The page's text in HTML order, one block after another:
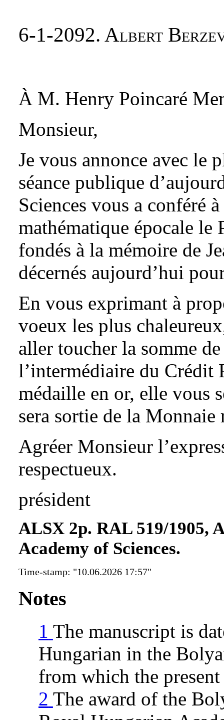
6-1-2092. Albert
À M. Henry Poincaré
Monsieur,
Je vous annonce avec le
séance publique
Sciences vous a conféré
mathématique épocale
fondés à la mémoire de
décernés aujourd’hui
En vous exprimant à
voeux les plus
aller toucher la somme
l’intermédiaire du Crédit
médaille en or, elle vous
sera sortie de la Monnaie
Agréer Monsieur
respectueux.
président
ALSX 2p. RAL 519/1905,
Academy of Sciences.
Time-stamp: "10.06.2026 17:57"
Notes
1 The manuscript is
Hungarian in the
from which the
2 The award of the